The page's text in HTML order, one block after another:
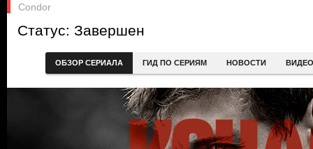
Condor
Статус: Завершен
ОБЗОР СЕРИАЛА ГИД ПО СЕРИЯМ НОВОСТИ ВИДЕО